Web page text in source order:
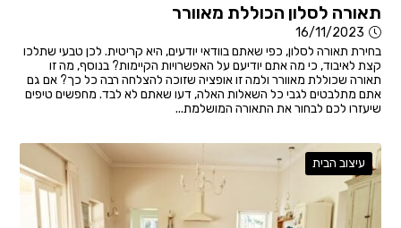
תאורה לסלון הכוללת מאוורר
16/11/2023
בחירת תאורה לסלון, כפי שאתם בוודאי יודעים, היא קריטית. לכן טבעי שתלכו
קצת לאיבוד, כי מה אתם יודיעם על האפשרויות הקיימות? בנוסף, מה זו
תאורה שכוללת מאוורר ולמה זו אופציה שזוכה להצלחה רבה כל כך? אם גם
אתם מתלבטים לגבי כל השאלות האלה, דעו שאתם לא לבד. מחפשים טיפים
שיעזרו לכם לבחור את התאורה המושלמת...
עיצוב הבית